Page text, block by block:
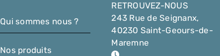
Qui sommes nous ?
Nos produits
RETROUVEZ-NOUS
243 Rue de Seignanx,
40230 Saint-Geours-de-
Maremne